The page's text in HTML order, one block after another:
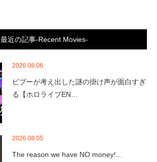
最近の記事-Recent Movies-
2026.08.06
ビブーが考え出した謎の掛け声が面白すぎ
る【ホロライブEN…
2026.08.05
The reason we have NO money!…